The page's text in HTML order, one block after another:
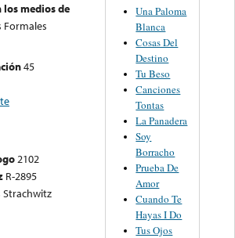
los medios de
Formales
45
2102
R-2895
Strachwitz
Una Paloma
Blanca
Cosas Del
Destino
Tu Beso
Canciones
Tontas
La Panadera
Soy
Borracho
Prueba De
Amor
Cuando Te
Hayas I Do
Tus Ojos